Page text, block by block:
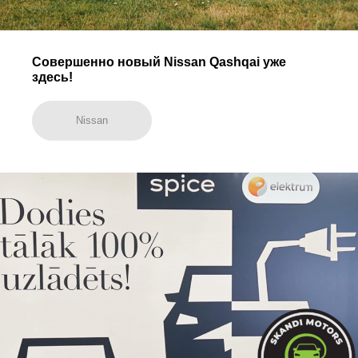
Совершенно новый Nissan Qashqai уже
здесь!
Nissan